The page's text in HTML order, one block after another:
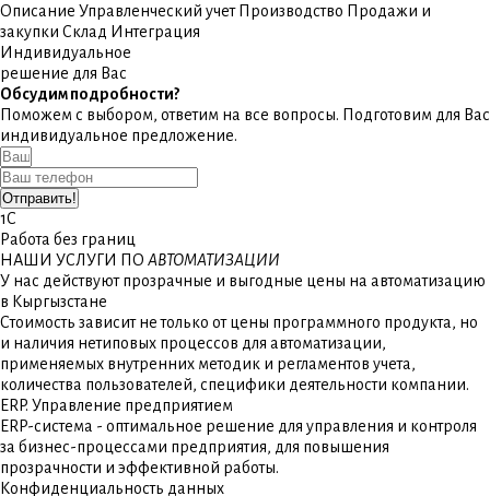
Описание Управленческий учет Производство Продажи и
закупки Склад Интеграция
Индивидуальное
решение для Вас
Обсудим подробности?
Поможем с выбором, ответим на все вопросы. Подготовим для Вас
индивидуальное предложение.
Отправить!
1С
Работа без границ
НАШИ УСЛУГИ ПО АВТОМАТИЗАЦИИ
У нас действуют прозрачные и выгодные цены на автоматизацию
в Кыргызстане
Стоимость зависит не только от цены программного продукта, но
и наличия нетиповых процессов для автоматизации,
применяемых внутренних методик и регламентов учета,
количества пользователей, специфики деятельности компании.
ERP. Управление предприятием
ERP-система - оптимальное решение для управления и контроля
за бизнес-процессами предприятия, для повышения
прозрачности и эффективной работы.
Конфиденциальность данных